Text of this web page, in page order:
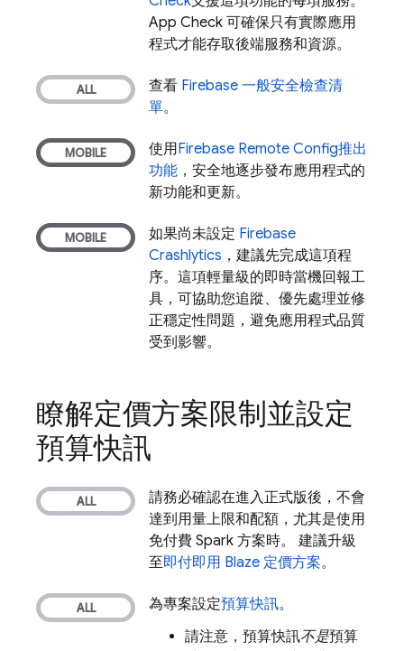
App Check 可確保只有實際應用
程式才能存取後端服務和資源。
查看 Firebase 一般安全檢查清
單。
使用Firebase Remote Config推出
功能 ，安全地逐步發布應用程式的
新功能和更新。
如果尚未設定 Firebase
Crashlytics ，建議先完成這項程
序。這項輕量級的即時當機回報工
具，可協助您追蹤、優先處理並修
正穩定性問題，避免應用程式品質
受到影響。
瞭解定價方案限制並設定
預算快訊
請務必確認在進入正式版後，不會
達到用量上限和配額，尤其是使用
免付費 Spark 方案時。 建議升級
至即付即用 Blaze 定價方案。
為專案設定預算快訊。
請注意，預算快訊不是預算